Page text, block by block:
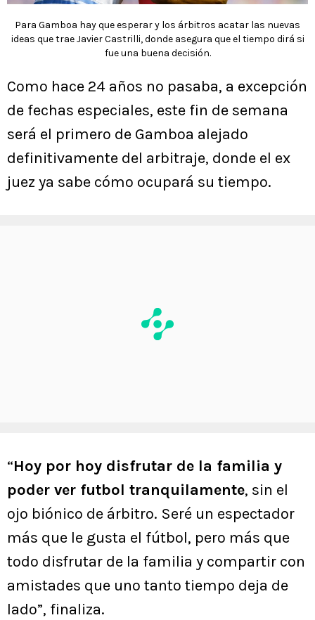
Para Gamboa hay que esperar y los árbitros acatar las nuevas
ideas que trae Javier Castrilli, donde asegura que el tiempo dirá si
fue una buena decisión.
Como hace 24 años no pasaba, a excepción
de fechas especiales, este fin de semana
será el primero de Gamboa alejado
definitivamente del arbitraje, donde el ex
juez ya sabe cómo ocupará su tiempo.
“Hoy por hoy disfrutar de la familia y
poder ver futbol tranquilamente, sin el
ojo biónico de árbitro. Seré un espectador
más que le gusta el fútbol, pero más que
todo disfrutar de la familia y compartir con
amistades que uno tanto tiempo deja de
lado”, finaliza.